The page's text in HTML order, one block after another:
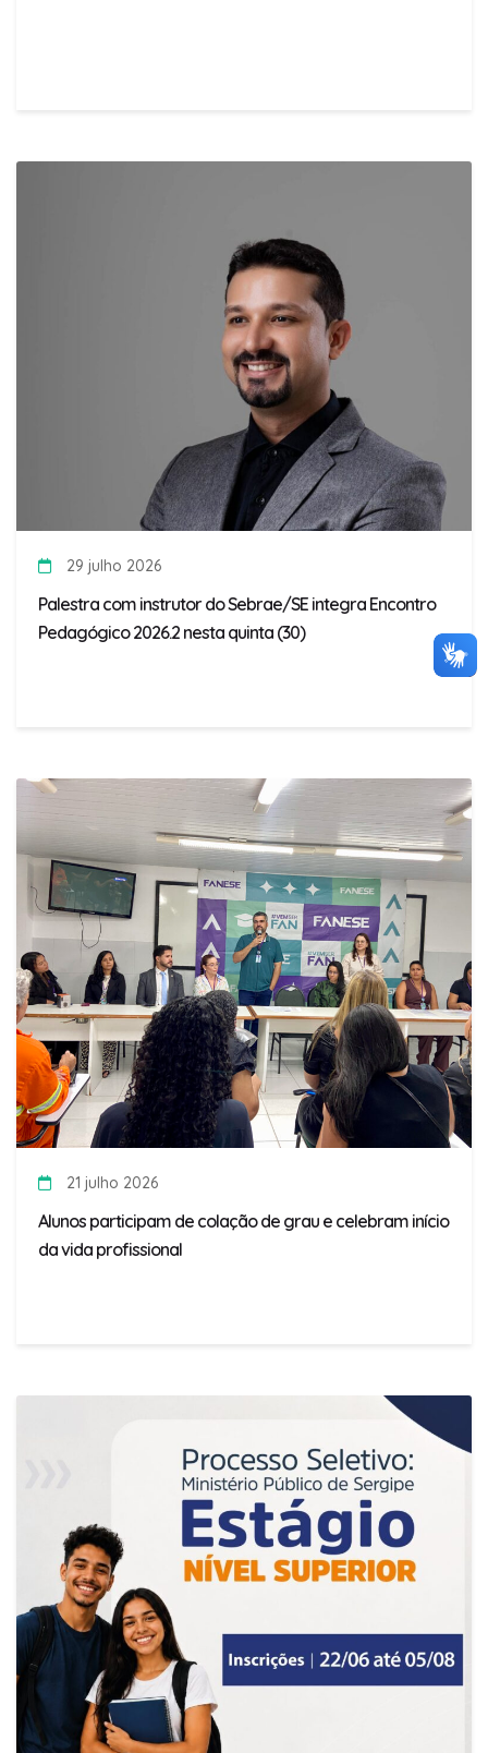
29 julho 2026
Palestra com instrutor do Sebrae/SE integra Encontro
Pedagógico 2026.2 nesta quinta (30)
21 julho 2026
Alunos participam de colação de grau e celebram início
da vida profissional